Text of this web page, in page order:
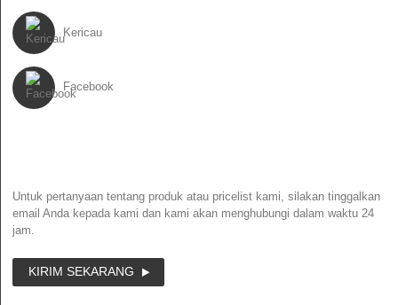
Kericau
Facebook
Untuk pertanyaan tentang produk atau pricelist kami, silakan tinggalkan
email Anda kepada kami dan kami akan menghubungi dalam waktu 24
jam.
KIRIM SEKARANG